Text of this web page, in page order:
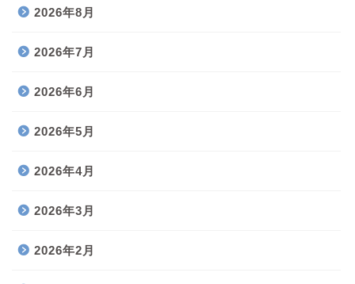
2026年8月
2026年7月
2026年6月
2026年5月
2026年4月
2026年3月
2026年2月